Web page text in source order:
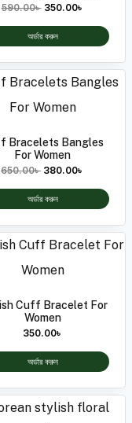
590.00৳ 350.00৳
অর্ডার করুন
Bracelets Bangles
For Women
650.00৳ 380.00৳
অর্ডার করুন
Cuff Bracelet For
Women
350.00৳
অর্ডার করুন